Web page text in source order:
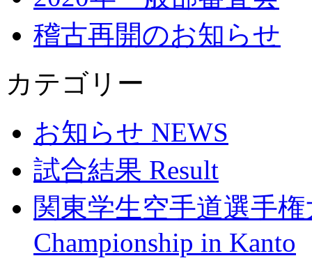
稽古再開のお知らせ
カテゴリー
お知らせ NEWS
試合結果 Result
関東学生空手道選手権
Championship in Kanto